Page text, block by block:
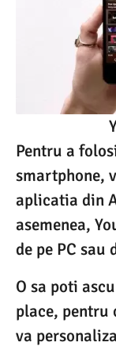
Pentru a
smartphone,
aplicatia din
asemenea,
de pe PC sau
O sa poti
place, pentru
va